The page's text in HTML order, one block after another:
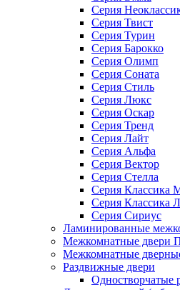
Серия
Серия Твист
Серия Турин
Серия Барокко
Серия Олимп
Серия Соната
Серия Стиль
Серия Люкс
Серия Оскар
Серия Тренд
Серия Лайт
Серия Альфа
Серия Вектор
Серия Стелла
Серия Классика
Серия Классика
Серия Сириус
Ламинированные
Межкомнатные двери
Межкомнатные
Раздвижные двери
Одностворчатые